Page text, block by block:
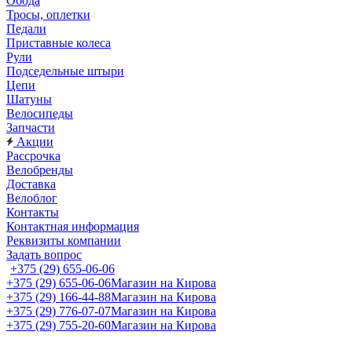
Тросы, оплетки
Педали
Приставные колеса
Рули
Подседельные штыри
Цепи
Шатуны
Велосипеды
Запчасти
Акции
Рассрочка
Велобренды
Доставка
Велоблог
Контакты
Контактная информация
Реквизиты компании
Задать вопрос
+375 (29) 655-06-06
+375 (29) 655-06-06Магазин на Кирова
+375 (29) 166-44-88Магазин на Кирова
+375 (29) 776-07-07Магазин на Кирова
+375 (29) 755-20-60Магазин на Кирова